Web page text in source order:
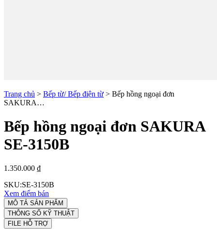
Trang chủ > Bếp từ/ Bếp điện từ > Bếp hồng ngoại đơn
SAKURA…
Bếp hồng ngoại đơn SAKURA
SE-3150B
1.350.000 ₫
SKU:SE-3150B
Xem điểm bán
MÔ TẢ SẢN PHẨM
THÔNG SỐ KỸ THUẬT
FILE HỖ TRỢ